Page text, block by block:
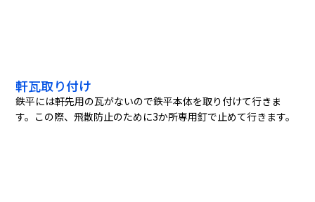
軒瓦取り付け
鉄平には軒先用の瓦がないので鉄平本体を取り付けて行きま
す。この際、飛散防止のために3か所専用釘で止めて行きます。